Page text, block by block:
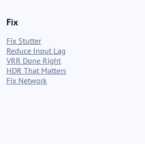
Fix
Fix Stutter
Reduce Input Lag
VRR Done Right
HDR That Matters
Fix Network